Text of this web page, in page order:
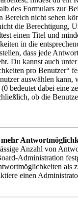
des Formulars zur
Bereich nicht sehen
die Berechtigung,
einen Titel und
in die
dass jede
Du kannst auch unter
pro Benutzer“
auswählen kann,
bedeutet dabei eine
ob die
Anzahl von
Administration
als
einen